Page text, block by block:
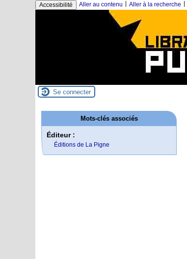
Accessibilité Aller au contenu Aller à la recherche
Se connecter
Mots-clés associés
Éditeur :
Éditions de La Pigne